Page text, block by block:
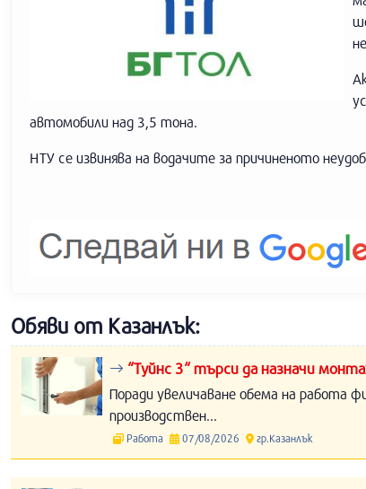
автомобили над 3,5 тона.
НТУ се извинява на водачите за причиненото
Обяви от Казанлък:
“Туйнс 3“ търси да назначи
Поради увеличаване обема на работа
производствен...
Работа 07/08/2026 гр.Казанлък